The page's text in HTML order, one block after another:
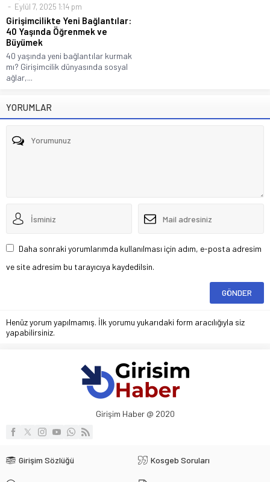
Eylül 7, 2025 1:14 pm
Girişimcilikte Yeni Bağlantılar:
40 Yaşında Öğrenmek ve
Büyümek
40 yaşında yeni bağlantılar kurmak
mı? Girişimcilik dünyasında sosyal
ağlar,...
YORUMLAR
Daha sonraki yorumlarımda kullanılması için adım, e-posta adresim
ve site adresim bu tarayıcıya kaydedilsin.
Henüz yorum yapılmamış. İlk yorumu yukarıdaki form aracılığıyla siz
yapabilirsiniz.
Girişim Haber @ 2020
Girişim Sözlüğü Kosgeb Soruları